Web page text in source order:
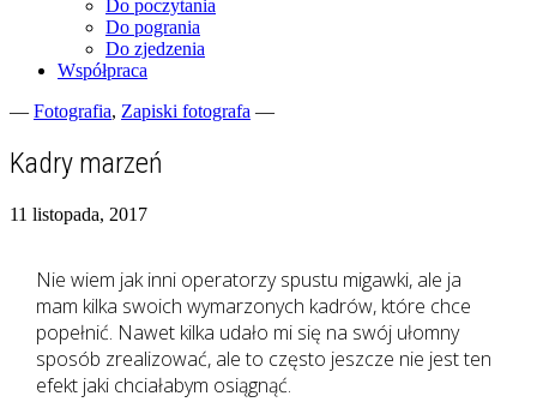
Do poczytania
Do pogrania
Do zjedzenia
Współpraca
zgranestado.pl
— Fotografia, Zapiski fotografa —
Kadry marzeń
11 listopada, 2017
Nie wiem jak inni operatorzy spustu migawki, ale ja
mam kilka swoich wymarzonych kadrów, które chce
popełnić. Nawet kilka udało mi się na swój ułomny
sposób zrealizować, ale to często jeszcze nie jest ten
efekt jaki chciałabym osiągnąć.